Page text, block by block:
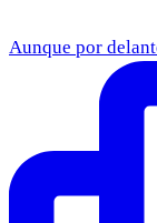
Aunque por